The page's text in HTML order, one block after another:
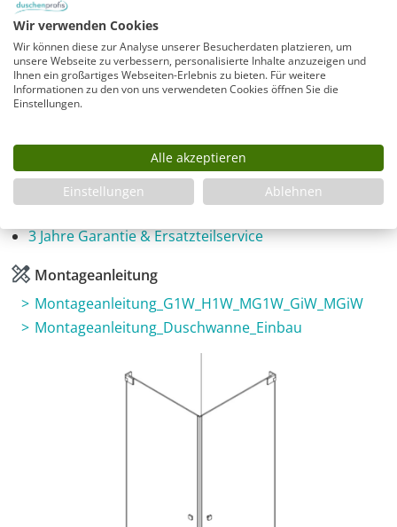
Produkt Anzahl: Gib den gewünschten
In den Warenkorb
Fragen zum Artikel
3 Jahre Garantie & Ersatzteilservice
Montageanleitung
Montageanleitung_G1W_H1W_MG1W_GiW_MGiW
Montageanleitung_Duschwanne_Einbau
Wir verwenden Cookies
Wir können diese zur Analyse unserer Besucherdaten platzieren, um
unsere Webseite zu verbessern, personalisierte Inhalte anzuzeigen und
Ihnen ein großartiges Webseiten-Erlebnis zu bieten. Für weitere
Informationen zu den von uns verwendeten Cookies öffnen Sie die
Einstellungen.
Alle akzeptieren
Einstellungen
Ablehnen